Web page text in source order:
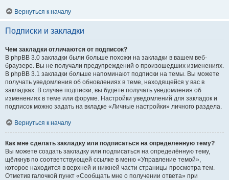
Вернуться к началу
Подписки и закладки
Чем закладки отличаются от подписок?
В phpBB 3.0 закладки были больше похожи на закладки в вашем веб-
браузере. Вы не получали предупреждений о произошедших изменениях.
В phpBB 3.1 закладки больше напоминают подписки на темы. Вы можете
получать уведомления об обновлениях в теме, находящейся у вас в
закладках. В случае подписки, вы будете получать уведомления об
изменениях в теме или форуме. Настройки уведомлений для закладок и
подписок можно задать на вкладке «Личные настройки» личного раздела.
Вернуться к началу
Как мне сделать закладку или подписаться на определённую тему?
Вы можете создать закладку или подписаться на определённую тему,
щёлкнув по соответствующей ссылке в меню «Управление темой»,
которое находится в верхней и нижней части страницы просмотра тем.
Отметив галочкой пункт «Сообщать мне о получении ответа» при